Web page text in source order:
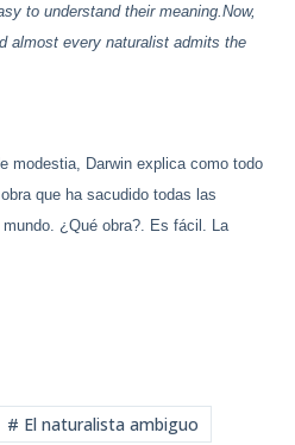
to understand their meaning.Now,
almost every naturalist admits the
modestia, Darwin explica como todo
que ha sacudido todas las
¿Qué obra?. Es fácil. La
# El naturalista ambiguo